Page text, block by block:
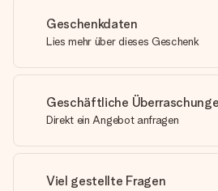
Geschenkdaten
Lies mehr über dieses Geschenk
Geschäftliche
Direkt ein Angebot anfragen
Viel gestellte Fragen